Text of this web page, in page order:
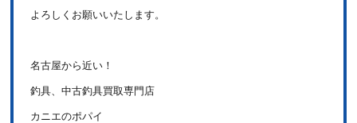
よろしくお願いいたします。
名古屋から近い！
釣具、中古釣具買取専門店
カニエのポパイ